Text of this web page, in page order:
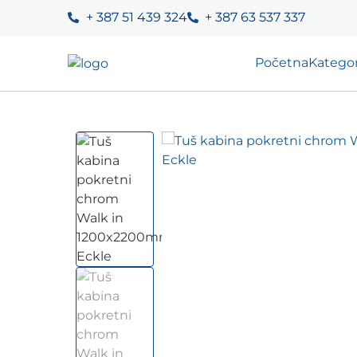
+ 387 51 439 324 + 387 63 537 337
Početna